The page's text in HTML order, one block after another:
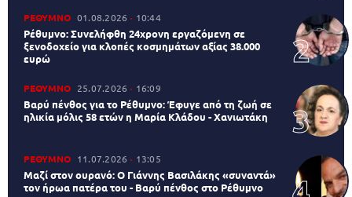
ΡΕΘΥΜΝΟ 01.08.2026 10:44
Ρέθυμνο: Συνελήφθη 24χρονη εργαζόμενη σε
ξενοδοχείο για κλοπές κοσμημάτων αξίας 38.000
ευρώ
ΡΕΘΥΜΝΟ 25.07.2026 16:09
Βαρύ πένθος για το Ρέθυμνο: Έφυγε από τη ζωή σε
ηλικία μόλις 58 ετών η Μαρία Κλάδου - Χανιωτάκη
ΡΕΘΥΜΝΟ 11.07.2026 13:05
Μαζί στον ουρανό: Ο Γιάννης Βασιλάκης «συναντά»
τον ήρωα πατέρα του - Βαρύ πένθος στο Ρέθυμνο